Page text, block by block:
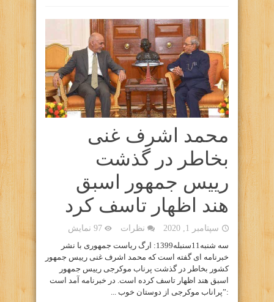
محمد اشرف غنی
بخاطر در گذشت
رییس جمهور اسبق
هند اظهار تاسف کرد
سپتامبر 1, 2020 نظرات
97 نمایش
سه شنبه11سنبله1399: ارگ ریاست جمهوری با نشر
خبرنامه ای گفته است که محمد اشرف غنی رییس جمهور
کشور بخاطر در گذشت پرناب موکرجی رییس جمهور
اسبق هند اظهار تاسف کرده است. در خبرنامه آمد است
:”پراناب موکرجی از دوستان خوب ...